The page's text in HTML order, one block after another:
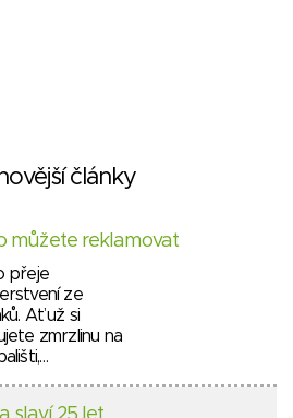
články
můžete reklamovat
přeje
ze
Ať už si
zmrzlinu na